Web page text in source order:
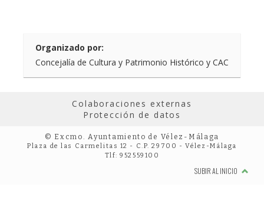
Organizado por:
Concejalía de Cultura y Patrimonio Histórico y CAC
Colaboraciones externas
Protección de datos
© Excmo. Ayuntamiento de Vélez-Málaga
Plaza de las Carmelitas 12 - C.P. 29700 - Vélez-Málaga
Tlf: 952559100
SUBIR AL INICIO